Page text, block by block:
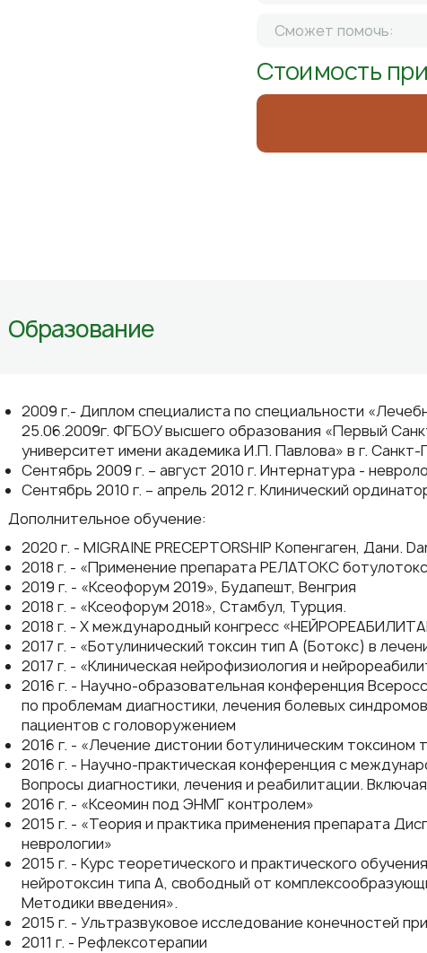
Сможет помочь:
Стоимость
Образование
2009 г.- Диплом специалиста по специальности
25.06.2009г. ФГБОУ высшего образования «Первый
университет имени академика И.П. Павлова» в г.
Сентябрь 2009 г. – август 2010 г. Интернатура -
Сентябрь 2010 г. – апрель 2012 г. Клинический
Дополнительное обучение:
2020 г. - MIGRAINE PRECEPTORSHIP Копенгаген, Дани.
2018 г. - «Применение препарата РЕЛАТОКС
2019 г. - «Ксеофорум 2019», Будапешт, Венгрия
2018 г. - «Ксеофорум 2018», Стамбул, Турция.
2018 г. - Х международный конгресс
2017 г. - «Ботулинический токсин тип А (Ботокс) в
2017 г. - «Клиническая нейрофизиология и
2016 г. - Научно-образовательная конференция
по проблемам диагностики, лечения болевых
пациентов с головоружением
2016 г. - «Лечение дистонии ботулиническим токсином
2016 г. - Научно-практическая конференция с
Вопросы диагностики, лечения и реабилитации. Включая
2016 г. - «Ксеомин под ЭНМГ контролем»
2015 г. - «Теория и практика применения препарата
неврологии»
2015 г. - Курс теоретического и практического
нейротоксин типа А, свободный от
Методики введения».
2015 г. - Ультразвуковое исследование конечностей
2011 г. - Рефлексотерапии